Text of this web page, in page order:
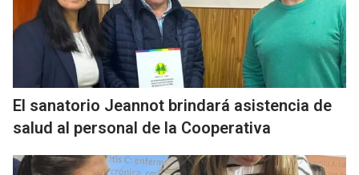
El sanatorio Jeannot brindará asistencia de
salud al personal de la Cooperativa